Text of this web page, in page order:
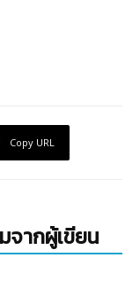
Copy URL
จากผู้เขียน